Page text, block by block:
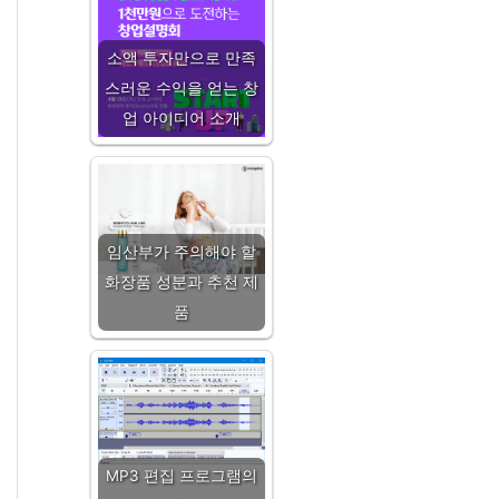
소액 투자만으로 만족
스러운 수익을 얻는 창
업 아이디어 소개
임산부가 주의해야 할
화장품 성분과 추천 제
품
MP3 편집 프로그램의